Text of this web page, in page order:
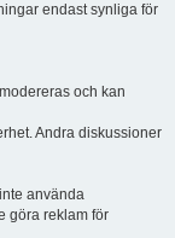
endast synliga för
och kan
Andra diskussioner
använda
göra reklam för